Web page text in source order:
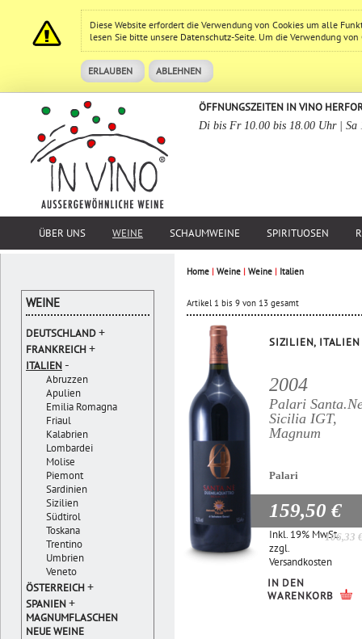
Diese Website erfordert die Verwendung von Cookies um alle
lesen Sie bitte unsere Datenschutz-Seite. Um die Verwendung
ERLAUBEN ABLEHNEN
ÖFFNUNGSZEITEN IN VINO
Di bis Fr 10.00 bis 18.00 Uhr | Sa
ÜBER UNS WEINE SCHAUMWEINE SPIRITUOSEN
Home | Weine | Weine | Italien
Artikel 1 bis 9 von 13 gesamt
SIZILIEN, ITALIEN
2004
Palari
Sicilia IGT,
Magnum
Palari
159,50 €
106,33
Inkl. 19% MwSt.
zzgl.
Versandkosten
IN DEN
WARENKORB
WEINE
DEUTSCHLAND+
FRANKREICH+
ITALIEN -
Abruzzen
Apulien
Emilia Romagna
Friaul
Kalabrien
Lombardei
Molise
Piemont
Sardinien
Sizilien
Südtirol
Toskana
Trentino
Umbrien
Veneto
ÖSTERREICH+
SPANIEN+
MAGNUMFLASCHEN
NEUE WEINE